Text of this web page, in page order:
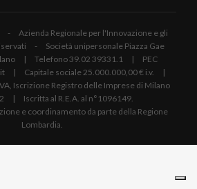
- Azienda Regionale per l'Innovazione e gli
- Società unipersonale Piazza Gae
| Telefono 39.02 39331.1 | PEC
| Capitale sociale 25.000.000,00 € i.v. |
Iscrizione Registro delle Imprese di Milano
| Iscritta al R.E.A. al n°1096149.
e coordinamento da parte della Regione
Lombardia.